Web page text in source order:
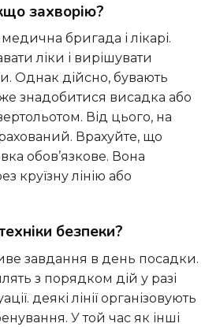
захворію?
ліки і вирішувати
Однак дійсно, бувають
знадобитися висадка або
Від цього, на
Врахуйте, що
обов’язкове. Вона
круїзну лінію або
безпеки?
з порядком дій у разі
деякі лінії організовують
У той час як інші